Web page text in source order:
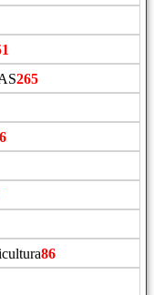
265
86